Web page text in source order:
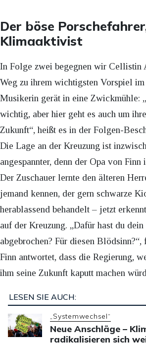
Der böse
Klimaaktivist
In Folge zwei begegnen wir Cellistin
Weg zu ihrem wichtigsten Vorspiel im
Musikerin gerät in eine Zwickmühle:
wichtig, aber hier geht es auch um
Zukunft“, heißt es in der Folgen-
Die Lage an der Kreuzung ist
angespannter, denn der Opa von Finn
Der Zuschauer lernte den älteren
jemand kennen, der gern schwarze
herablassend behandelt – jetzt
auf der Kreuzung. „Dafür hast du dein
abgebrochen? Für diesen Blödsinn?“,
Finn antwortet, dass die Regierung,
ihm seine Zukunft kaputt machen
LESEN SIE AUCH:
„Systemwechsel“
Neue Anschläge –
radikalisieren sich